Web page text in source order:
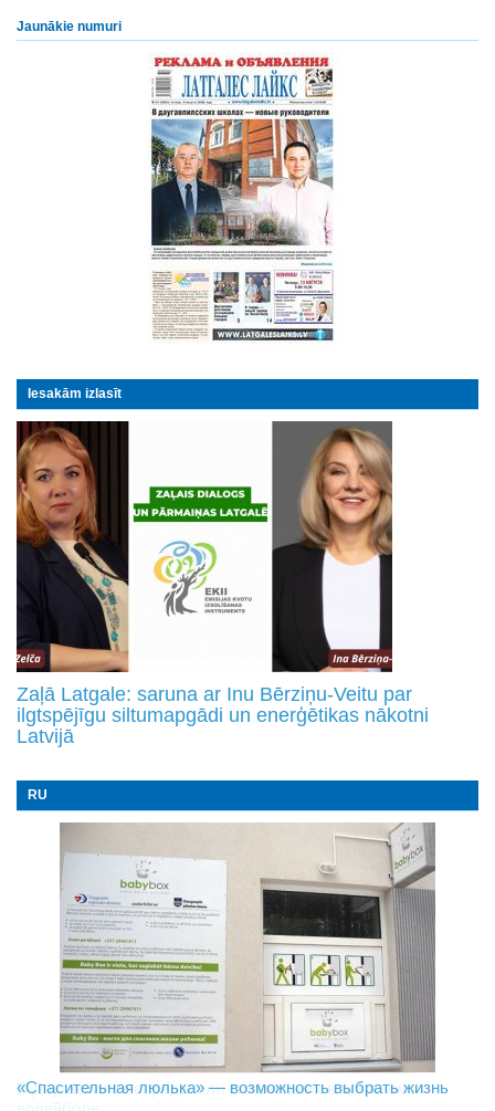
Jaunākie numuri
Iesakām izlasīt
Zaļā Latgale: saruna ar Inu Bērziņu-Veitu par
ilgtspējīgu siltumapgādi un enerģētikas nākotni
Latvijā
RU
В Даугавпилсе определили сильнейших в пляжном
«Спасительная люлька» — возможность выбрать жизнь
Новое поколение пограничников: Даугавпилсское